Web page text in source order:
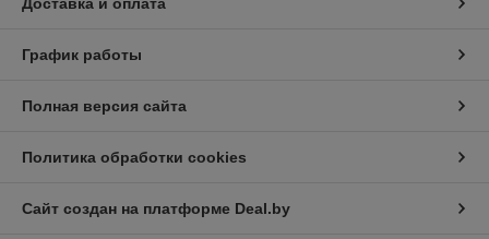
График работы
Полная версия сайта
Политика обработки cookies
Сайт создан на платформе Deal.by